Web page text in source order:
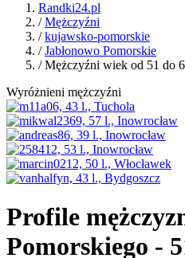
Randki24.pl
/Mężczyźni
/kujawsko-pomorskie
/Jabłonowo Pomorskie
/ Mężczyźni wiek od 51 do
Wyróżnieni mężczyźni
Profile
Pomorskiego -